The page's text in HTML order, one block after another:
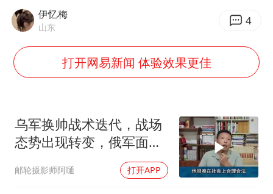
辽宁省深化扫黑除恶专项斗争
谢霆锋演唱会隔空祝王菲生日快乐
河南警方公开征集黑恶犯罪线索
浙江省发出今年第2号指挥长令
一周大涨超7% 金价为何突然上涨
乐享全民健身 共筑健康中国
伊忆梅
山东 4
打开网易新闻 体验效果更佳
乌军换帅战术迭代，战场
态势出现转变，俄军面临
邮轮摄影师阿嗵 打开APP